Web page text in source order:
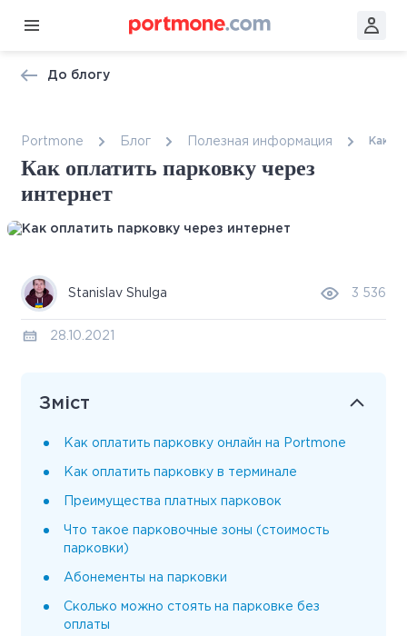
До блогу
Portmone Блог Полезная информация Как
Как оплатить парковку через
интернет
Stanislav Shulga 3 536
28.10.2021
Зміст
Как оплатить парковку онлайн на Portmone
Как оплатить парковку в терминале
Преимущества платных парковок
Что такое парковочные зоны (стоимость
парковки)
Абонементы на парковки
Сколько можно стоять на парковке без
оплаты